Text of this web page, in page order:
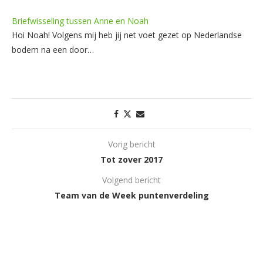
Briefwisseling tussen Anne en Noah
Hoi Noah! Volgens mij heb jij net voet gezet op Nederlandse
bodem na een door…
Vorig bericht
Tot zover 2017
Volgend bericht
Team van de Week puntenverdeling